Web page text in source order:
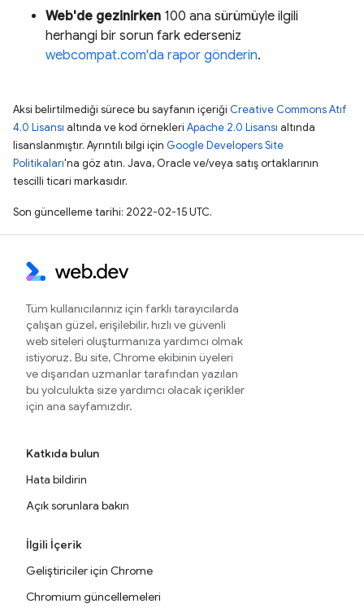
Web'de gezinirken 100 ana sürümüyle ilgili
herhangi bir sorun fark ederseniz
webcompat.com'da rapor gönderin.
Aksi belirtilmediği sürece bu sayfanın içeriği Creative Commons Atıf
4.0 Lisansı altında ve kod örnekleri Apache 2.0 Lisansı altında
lisanslanmıştır. Ayrıntılı bilgi için Google Developers Site
Politikaları'na göz atın. Java, Oracle ve/veya satış ortaklarının
tescilli ticari markasıdır.
Son güncelleme tarihi: 2022-02-15 UTC.
Tüm kullanıcılarınız için farklı tarayıcılarda
çalışan güzel, erişilebilir, hızlı ve güvenli
web siteleri oluşturmanıza yardımcı olmak
istiyoruz. Bu site, Chrome ekibinin üyeleri
ve dışarıdan uzmanlar tarafından yazılan
bu yolculukta size yardımcı olacak içerikler
için ana sayfamızdır.
Katkıda bulun
Hata bildirin
Açık sorunlara bakın
İlgili İçerik
Geliştiriciler için Chrome
Chromium güncellemeleri